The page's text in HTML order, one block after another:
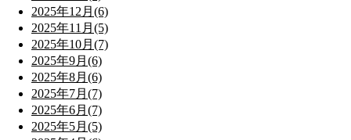
2025年12月(6)
2025年11月(5)
2025年10月(7)
2025年9月(6)
2025年8月(6)
2025年7月(7)
2025年6月(7)
2025年5月(5)